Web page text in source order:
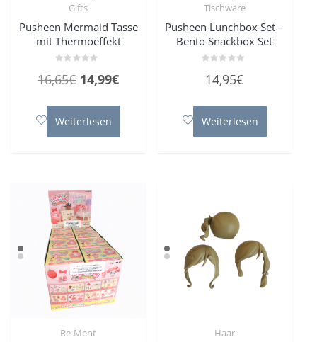
Gifts
Pusheen Mermaid Tasse
mit Thermoeffekt
mit
5
16,65€ Ursprünglicher
war:
16,65€
14,99€Aktueller
14,99€.
Weiterlesen
Tischware
Pusheen Lunchbox Set –
Bento Snackbox Set
mit
5
14,95€
Weiterlesen
Re-Ment Haar